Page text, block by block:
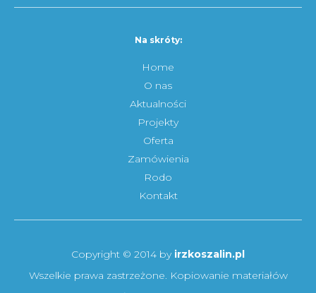
Na skróty:
Home
O nas
Aktualności
Projekty
Oferta
Zamówienia
Rodo
Kontakt
Copyright © 2014 by irzkoszalin.pl
Wszelkie prawa zastrzeżone. Kopiowanie materiałów